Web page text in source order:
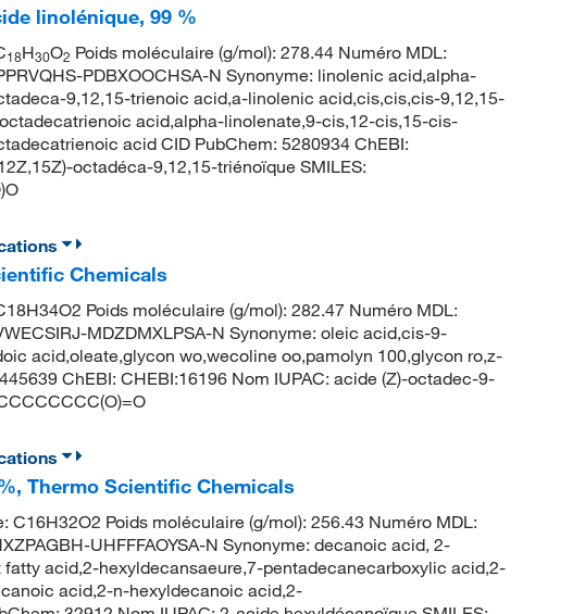
linolénique, 99 %
18H30O2 Poids moléculaire (g/mol): 278.44 Numéro MDL:
PDBXOOCHSA-N Synonyme: linolenic acid,alpha-
9,12,15-trienoic acid,a-linolenic acid,cis,cis,cis-9,12,15-
acid,alpha-linolenate,9-cis,12-cis,15-cis-
acid CID PubChem: 5280934 ChEBI:
octadéca-9,12,15-triénoïque SMILES:
Chemicals
Poids moléculaire (g/mol): 282.47 Numéro MDL:
MDZDMXLPSA-N Synonyme: oleic acid,cis-9-
acid,oleate,glycon wo,wecoline oo,pamolyn 100,glycon ro,z-
ChEBI: CHEBI:16196 Nom IUPAC: acide (Z)-octadec-9-
Thermo Scientific Chemicals
C16H32O2 Poids moléculaire (g/mol): 256.43 Numéro MDL:
UHFFFAOYSA-N Synonyme: decanoic acid, 2-
acid,2-hexyldecansaeure,7-pentadecanecarboxylic acid,2-
acid,2-n-hexyldecanoic acid,2-